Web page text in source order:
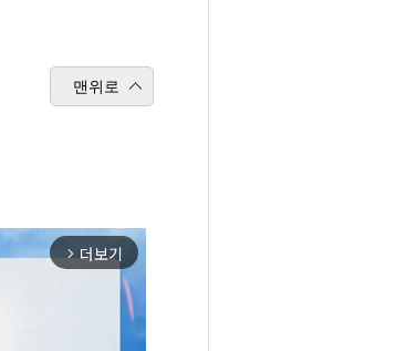
맨위로
arrow_forward_ios 더보기